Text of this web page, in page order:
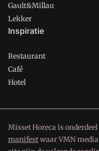
Gault&Millau
Lekker
Inspiratie
Restaurant
Café
Hotel
Misset Horeca is
manifestwaar VMN